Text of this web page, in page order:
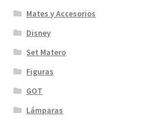
Mates y Accesorios
Disney
Set Matero
Figuras
GOT
Lámparas